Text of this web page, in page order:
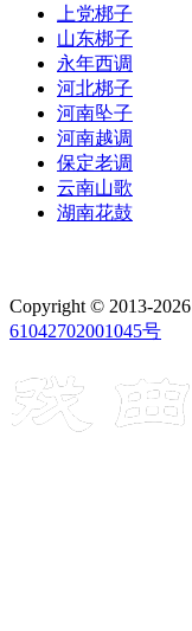
上党梆子
山东梆子
永年西调
河北梆子
河南坠子
河南越调
保定老调
云南山歌
湖南花鼓
Copyright © 2013-2026
61042702001045号